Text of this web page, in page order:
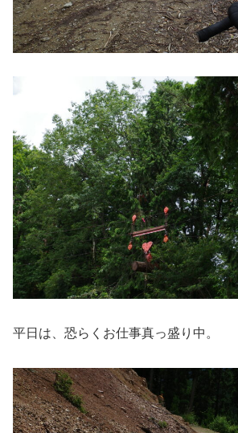
平日は、恐らくお仕事真っ盛り中。